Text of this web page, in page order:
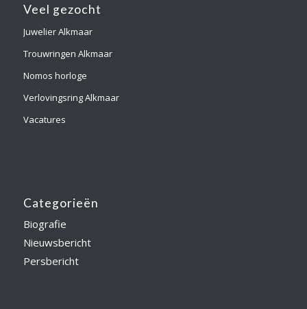
Veel gezocht
Juwelier Alkmaar
Trouwringen Alkmaar
Nomos horloge
Verlovingsring Alkmaar
Vacatures
Categorieën
Biografie
Nieuwsbericht
Persbericht